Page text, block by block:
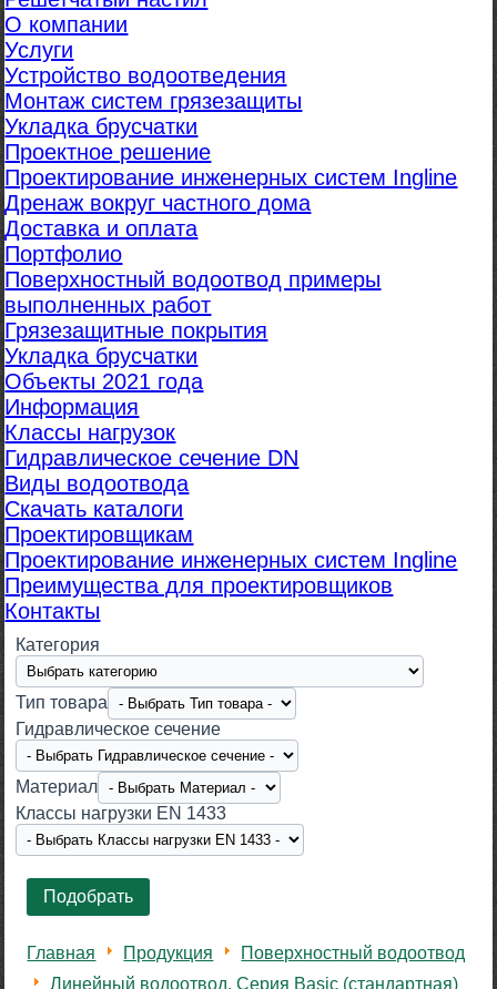
О компании
Услуги
Устройство водоотведения
Монтаж систем грязезащиты
Укладка брусчатки
Проектное решение
Проектирование инженерных систем Ingline
Дренаж вокруг частного дома
Доставка и оплата
Портфолио
Поверхностный водоотвод примеры
выполненных работ
Грязезащитные покрытия
Укладка брусчатки
Объекты 2021 года
Информация
Классы нагрузок
Гидравлическое сечение DN
Виды водоотвода
Скачать каталоги
Проектировщикам
Проектирование инженерных систем Ingline
Преимущества для проектировщиков
Контакты
Категория
Тип товара
Гидравлическое сечение
Материал
Класcы нагрузки EN 1433
Главная Продукция
Поверхностный водоотвод
Линейный водоотвод. Серия Basic (стандартная)